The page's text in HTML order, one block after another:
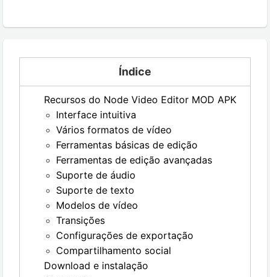
Índice
Recursos do Node Video Editor MOD APK
Interface intuitiva
Vários formatos de vídeo
Ferramentas básicas de edição
Ferramentas de edição avançadas
Suporte de áudio
Suporte de texto
Modelos de vídeo
Transições
Configurações de exportação
Compartilhamento social
Download e instalação